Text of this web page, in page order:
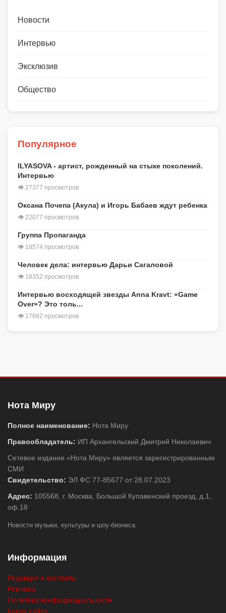
Новости
Интервью
Эксклюзив
Общество
Популярное
ILYASOVA - артист, рожденный на стыке поколений.
Интервью
👁 27377 просмотров
Оксана Почепа (Акула) и Игорь Бабаев ждут ребенка
👁 22077 просмотров
Группа Пропаганда
👁 18574 просмотров
Человек дела: интервью Дарьи Сагаловой
👁 18352 просмотров
Интервью восходящей звезды Anna Kravt: «Game
Over»? Это толь...
👁 17682 просмотров
Нота Миру
Полное наименование: Нота Миру
Правообладатель: ИП Архангельский Дмитрий Николаевич
Сетевое издание «Нота Миру» является зарегистрированным
СМИ
Свидетельство: ЭЛ ФС 77-85677 от 28.07.2023
Адрес: 105568, г. Москва, Большой Купавенский проезд, д.1,
оф.18
Новости музыки, культуры и шоу-бизнеса
Информация
Редакция и контакты
Реклама
Политика конфиденциальности
Карта сайта